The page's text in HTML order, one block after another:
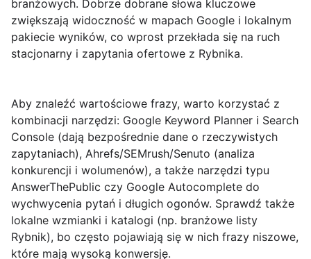
branżowych. Dobrze dobrane słowa kluczowe
zwiększają widoczność w mapach Google i lokalnym
pakiecie wyników, co wprost przekłada się na ruch
stacjonarny i zapytania ofertowe z Rybnika.
Aby znaleźć wartościowe frazy, warto korzystać z
kombinacji narzędzi: Google Keyword Planner i Search
Console (dają bezpośrednie dane o rzeczywistych
zapytaniach), Ahrefs/SEMrush/Senuto (analiza
konkurencji i wolumenów), a także narzędzi typu
AnswerThePublic czy Google Autocomplete do
wychwycenia pytań i długich ogonów. Sprawdź także
lokalne wzmianki i katalogi (np. branżowe listy
Rybnik), bo często pojawiają się w nich frazy niszowe,
które mają wysoką konwersję.